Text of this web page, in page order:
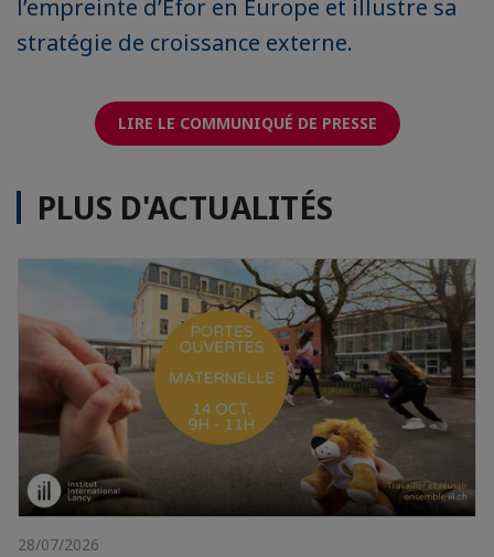
l’empreinte d’Efor en Europe et illustre sa
stratégie de croissance externe.
LIRE LE COMMUNIQUÉ DE PRESSE
PLUS D'ACTUALITÉS
28/07/2026